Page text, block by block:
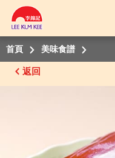
首頁
美味食譜
返回